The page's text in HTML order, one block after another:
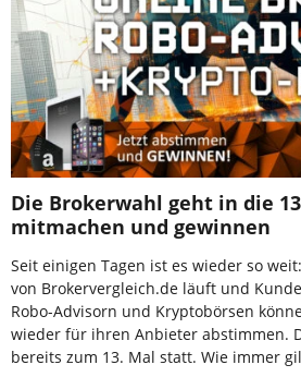
Die Brokerwahl geht in die
mitmachen und gewinnen
Seit einigen Tagen ist es wieder so
von Brokervergleich.de läuft und
Robo-Advisorn und Kryptobörsen
wieder für ihren Anbieter abstimmen.
bereits zum 13. Mal statt. Wie immer